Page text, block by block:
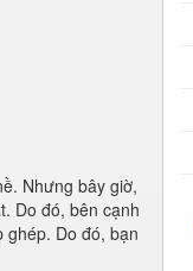
Nhưng bây giờ,
Do đó, bên cạnh
ghép. Do đó, bạn